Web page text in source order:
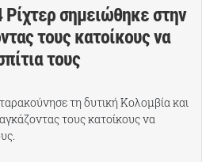
Ρίχτερ σημειώθηκε στην
τους κατοίκους να
τους
τη δυτική Κολομβία και
τους κατοίκους να